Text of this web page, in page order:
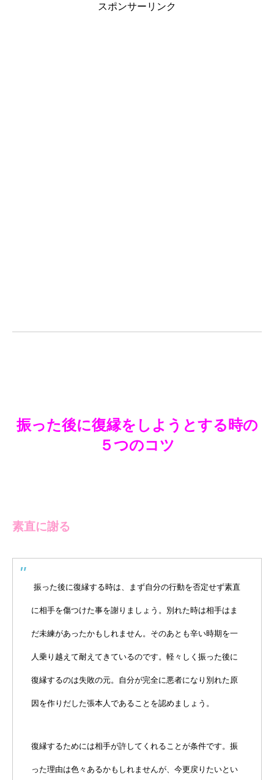
スポンサーリンク
振った後に復縁をしようとする時の
５つのコツ
素直に謝る
振った後に復縁する時は、まず自分の行動を否定せず素直
に相手を傷つけた事を謝りましょう。別れた時は相手はま
だ未練があったかもしれません。そのあとも辛い時期を一
人乗り越えて耐えてきているのです。軽々しく振った後に
復縁するのは失敗の元。自分が完全に悪者になり別れた原
因を作りだした張本人であることを認めましょう。
復縁するためには相手が許してくれることが条件です。振
った理由は色々あるかもしれませんが、今更戻りたいとい